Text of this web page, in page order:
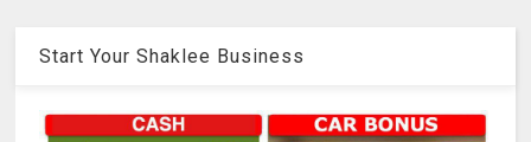
Start Your Shaklee Business